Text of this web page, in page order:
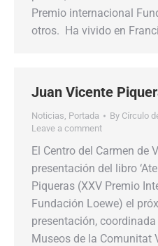
Premio internacional
otros. Ha vivido en
Juan Vicente
Noticias, Portada By Círculo
Leave a comment
El Centro del Carmen de
presentación del libro
Piqueras (XXV Premio
Fundación Loewe) el
presentación,
Museos de la Comunitat